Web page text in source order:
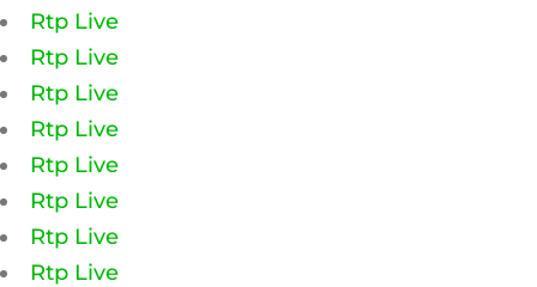
Rtp Live
Rtp Live
Rtp Live
Rtp Live
Rtp Live
Rtp Live
Rtp Live
Rtp Live